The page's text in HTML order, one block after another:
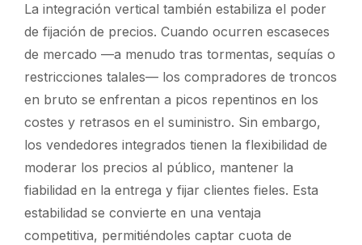
La integración vertical también estabiliza el poder
de fijación de precios. Cuando ocurren escaseces
de mercado —a menudo tras tormentas, sequías o
restricciones talales— los compradores de troncos
en bruto se enfrentan a picos repentinos en los
costes y retrasos en el suministro. Sin embargo,
los vendedores integrados tienen la flexibilidad de
moderar los precios al público, mantener la
fiabilidad en la entrega y fijar clientes fieles. Esta
estabilidad se convierte en una ventaja
competitiva, permitiéndoles captar cuota de